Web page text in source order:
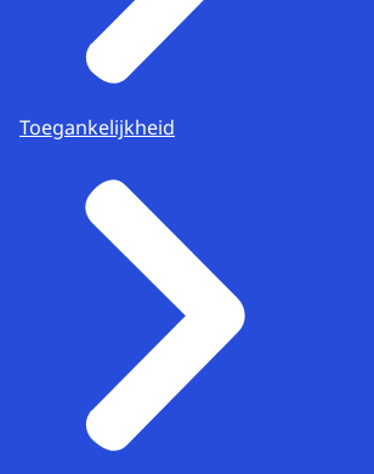
Toegankelijkheid